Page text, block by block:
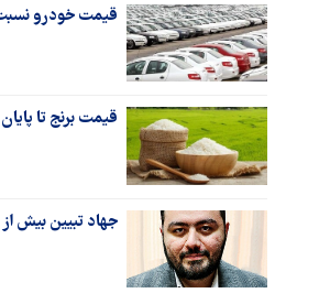
قیمت خودرو نسبت به
قیمت برنج تا
جهاد تبیین بیش